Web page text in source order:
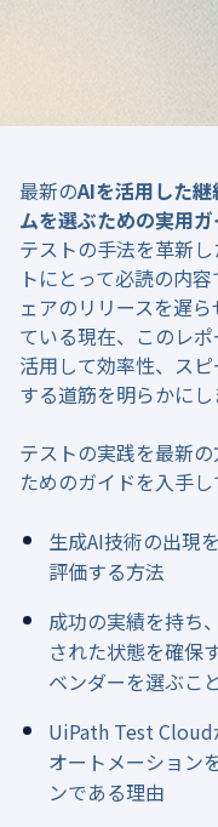
最新のAIを活用した
ムを選ぶための実用ガ
テストの手法を革新
トにとって必読の内
ェアのリリースを遅
ている現在、このレ
活用して効率性、ス
する道筋を明らかにし
テストの実践を最新
ためのガイドを入手
生成AI技術の出現
評価する方法
成功の実績を持ち
された状態を確保
ベンダーを選ぶこ
UiPath Test Cloud
オートメーション
ンである理由